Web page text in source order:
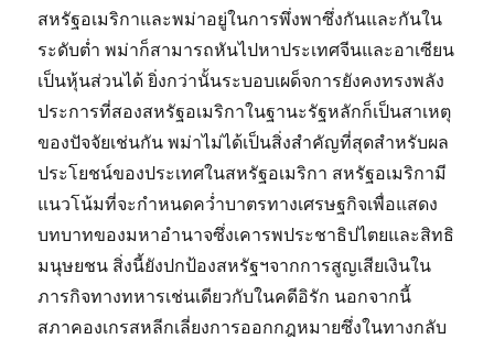
สหรัฐอเมริกาและพม่าอยู่ในการพึ่งพาซึ่งกันและกันใน
ระดับต่ำ พม่าก็สามารถหันไปหาประเทศจีนและอาเซียน
เป็นหุ้นส่วนได้ ยิ่งกว่านั้นระบอบเผด็จการยังคงทรงพลัง
ประการที่สองสหรัฐอเมริกาในฐานะรัฐหลักก็เป็นสาเหตุ
ของปัจจัยเช่นกัน พม่าไม่ได้เป็นสิ่งสำคัญที่สุดสำหรับผล
ประโยชน์ของประเทศในสหรัฐอเมริกา สหรัฐอเมริกามี
แนวโน้มที่จะกำหนดคว่ำบาตรทางเศรษฐกิจเพื่อแสดง
บทบาทของมหาอำนาจซึ่งเคารพประชาธิปไตยและสิทธิ
มนุษยชน สิ่งนี้ยังปกป้องสหรัฐฯจากการสูญเสียเงินใน
ภารกิจทางทหารเช่นเดียวกับในคดีอิรัก นอกจากนี้
สภาคองเกรสหลีกเลี่ยงการออกกฎหมายซึ่งในทางกลับ